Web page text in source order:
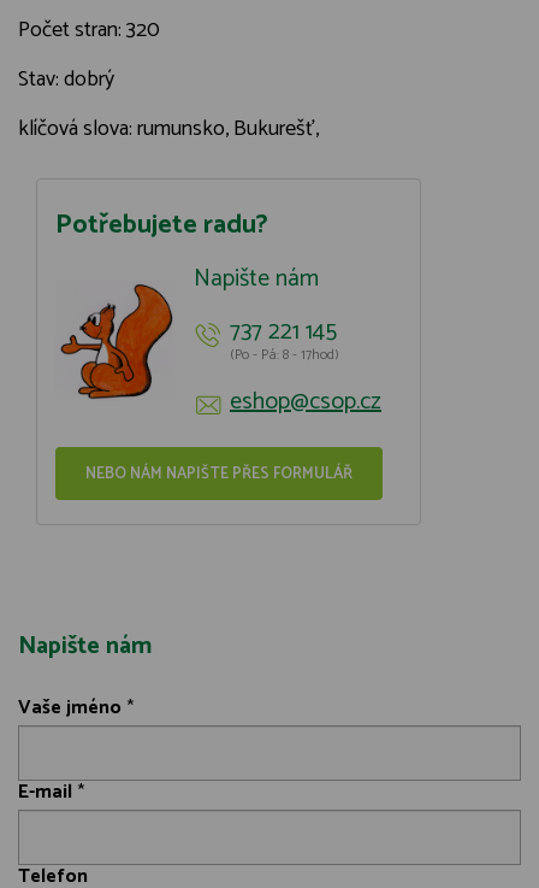
Počet stran: 320
Stav: dobrý
klíčová slova: rumunsko, Bukurešť,
Potřebujete radu?
Napište nám
737 221 145
(Po - Pá: 8 - 17hod)
eshop@csop.cz
NEBO NÁM NAPIŠTE PŘES FORMULÁŘ
Napište nám
Vaše jméno *
E-mail *
Telefon